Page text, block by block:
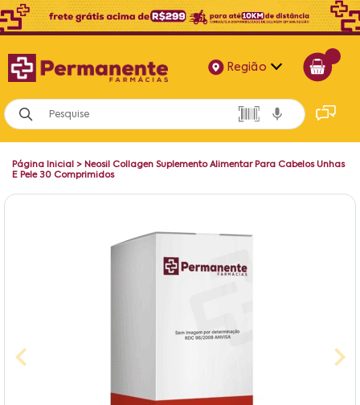
Região
Alagoas
Bahia
Página Inicial > Neosil Collagen Suplemento Alimentar Para Cabelos Unhas
E Pele 30 Comprimidos